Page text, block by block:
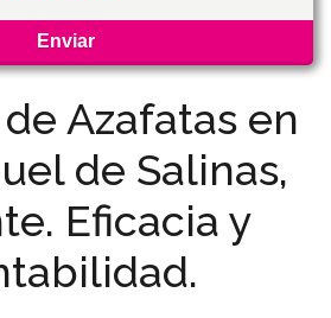
Azafatas en
de Salinas,
Eficacia y